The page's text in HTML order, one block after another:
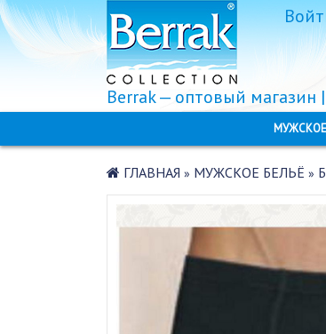
Berrak — оптовый магазин |
МУЖСКОЕ
ГЛАВНАЯ » МУЖСКОЕ БЕЛЬЁ »